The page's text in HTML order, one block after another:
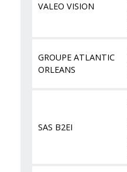
VALEO VISION
GROUPE ATLANTIC
ORLEANS
SAS B2EI